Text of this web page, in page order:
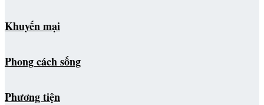
Khuyến mại
Phong cách sống
Phương tiện